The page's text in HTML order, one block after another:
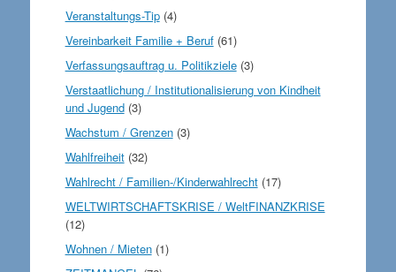
Veranstaltungs-Tip(4)
Vereinbarkeit Familie + Beruf(61)
Verfassungsauftrag u. Politikziele(3)
Verstaatlichung / Institutionalisierung von Kindheit
und Jugend(3)
Wachstum / Grenzen(3)
Wahlfreiheit(32)
Wahlrecht / Familien-/Kinderwahlrecht(17)
WELTWIRTSCHAFTSKRISE / WeltFINANZKRISE
(12)
Wohnen / Mieten(1)